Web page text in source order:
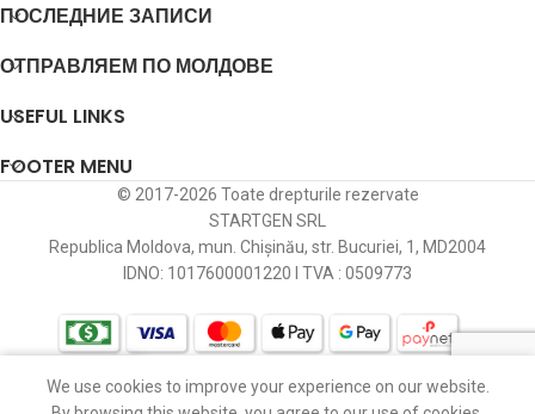
ПОСЛЕДНИЕ ЗАПИСИ
ОТПРАВЛЯЕМ ПО МОЛДОВЕ
USEFUL LINKS
FOOTER MENU
© 2017-2026 Toate drepturile rezervate
STARTGEN SRL
Republica Moldova, mun. Chișinău, str. Bucuriei, 1, MD2004
IDNO: 1017600001220 I TVA : 0509773
ИзбранноеКорзина
Мой профиль
We use cookies to improve your experience on our website.